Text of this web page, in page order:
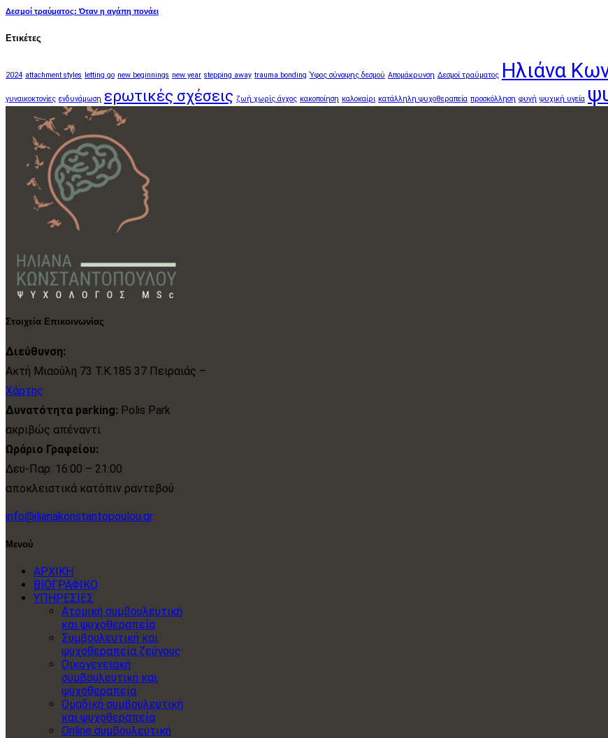
Δεσμοί τραύματος: Όταν η αγάπη πονάει
Ετικέτες
2024 attachment styles letting go new beginnings new year stepping away trauma bonding Ύφος σύναψης δεσμού Απομάκρυνση Δεσμοί τραύματος Ηλιάνα
γυναικοκτονίες ενδυνάμωση ερωτικές σχέσεις ζωή χωρίς άγχος κακοποίηση καλοκαίρι κατάλληλη ψυχοθεραπεία προσκόλληση φυγή ψυχική υγεία
Στοιχεία Επικοινωνίας
Διεύθυνση:
Ακτή Μιαούλη 73 Τ.Κ.185 37 Πειραιάς –
Χάρτης
Δυνατότητα parking: Polis Park
ακριβώς απέναντι
Ωράριο Γραφείου:
Δευ-Παρ: 16:00 – 21:00
αποκλειστικά κατόπιν ραντεβού
info@ilianakonstantopoulou.gr
Μενού
ΑΡΧΙΚΗ
ΒΙΟΓΡΑΦΙΚΟ
ΥΠΗΡΕΣΙΕΣ
Ατομική συμβουλευτική
και ψυχοθεραπεία
Συμβουλευτική και
ψυχοθεραπεία ζεύγους
Οικογενειακή
συμβουλευτική και
ψυχοθεραπεία
Ομαδική συμβουλευτική
και ψυχοθεραπεία
Online συμβουλευτική